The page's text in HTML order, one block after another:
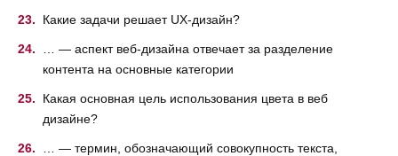
Какие задачи решает UX-дизайн?
… — аспект веб-дизайна отвечает за разделение
контента на основные категории
Какая основная цель использования цвета в веб
дизайне?
… — термин, обозначающий совокупность текста,